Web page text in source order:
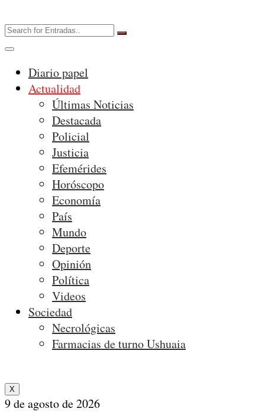
Diario papel
Actualidad
Últimas Noticias
Destacada
Policial
Justicia
Efemérides
Horóscopo
Economía
País
Mundo
Deporte
Opinión
Política
Videos
Sociedad
Necrológicas
Farmacias de turno Ushuaia
X
9 de agosto de 2026